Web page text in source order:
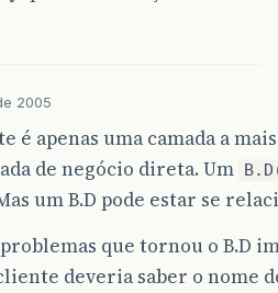
2005
é apenas uma camada a
de negócio direta. Um
um B.D pode estar se
que tornou o B.D
deveria saber o nome